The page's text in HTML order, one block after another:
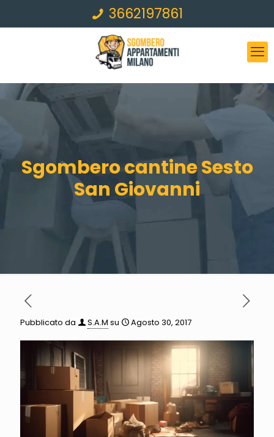
3662197861
Sgombero cantine Sesto
San Giovanni
Pubblicato da S.A.M su Agosto 30, 2017